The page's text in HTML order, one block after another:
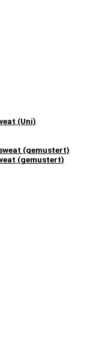
(Uni)
(gemustert)
(gemustert)